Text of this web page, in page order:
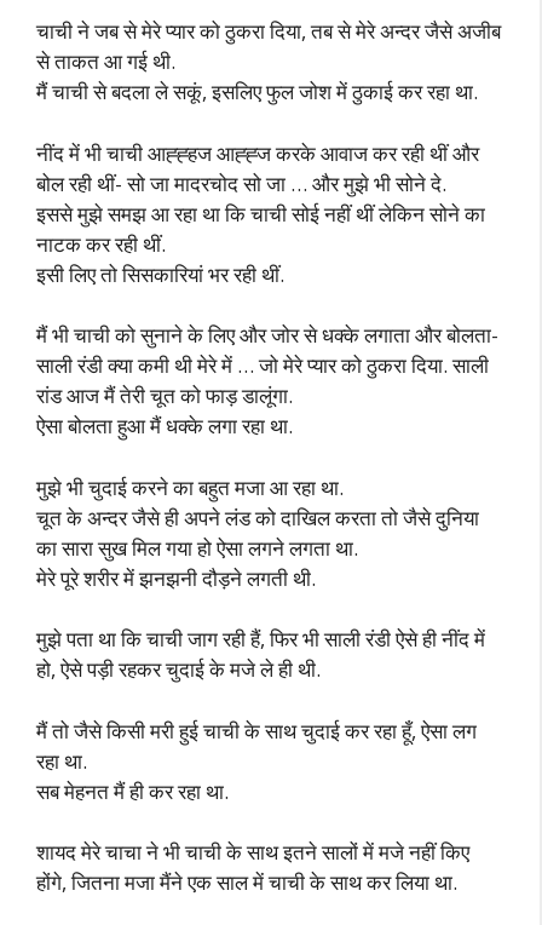
चाची ने जब से मेरे प्यार को ठुकरा दिया, तब से मेरे अन्दर जैसे अजीब
से ताकत आ गई थी.
मैं चाची से बदला ले सकूं, इसलिए फुल जोश में ठुकाई कर रहा था.
नींद में भी चाची आह्ह्हज आह्ह्ज करके आवाज कर रही थीं और
बोल रही थीं- सो जा मादरचोद सो जा … और मुझे भी सोने दे.
इससे मुझे समझ आ रहा था कि चाची सोई नहीं थीं लेकिन सोने का
नाटक कर रही थीं.
इसी लिए तो सिसकारियां भर रही थीं.
मैं भी चाची को सुनाने के लिए और जोर से धक्के लगाता और बोलता-
साली रंडी क्या कमी थी मेरे में … जो मेरे प्यार को ठुकरा दिया. साली
रांड आज मैं तेरी चूत को फाड़ डालूंगा.
ऐसा बोलता हुआ मैं धक्के लगा रहा था.
मुझे भी चुदाई करने का बहुत मजा आ रहा था.
चूत के अन्दर जैसे ही अपने लंड को दाखिल करता तो जैसे दुनिया
का सारा सुख मिल गया हो ऐसा लगने लगता था.
मेरे पूरे शरीर में झनझनी दौड़ने लगती थी.
मुझे पता था कि चाची जाग रही हैं, फिर भी साली रंडी ऐसे ही नींद में
हो, ऐसे पड़ी रहकर चुदाई के मजे ले ही थी.
मैं तो जैसे किसी मरी हुई चाची के साथ चुदाई कर रहा हूँ, ऐसा लग
रहा था.
सब मेहनत मैं ही कर रहा था.
शायद मेरे चाचा ने भी चाची के साथ इतने सालों में मजे नहीं किए
होंगे, जितना मजा मैंने एक साल में चाची के साथ कर लिया था.